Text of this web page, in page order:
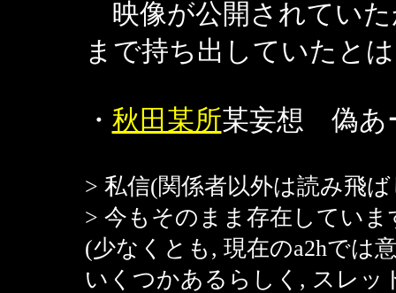
映像が公開されていた
まで持ち出していたと
・ 秋田某所某妄想 偽あ
> 私信(関係者以外は読み飛
> 今もそのまま存在していま
(少なくとも, 現在のa2hでは
いくつかあるらしく, スレ